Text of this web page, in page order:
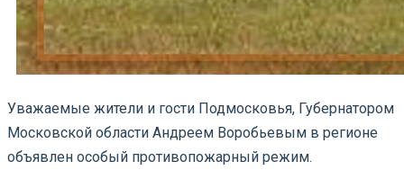
Уважаемые жители и гости Подмосковья, Губернатором
Московской области Андреем Воробьевым в регионе
объявлен особый противопожарный режим.